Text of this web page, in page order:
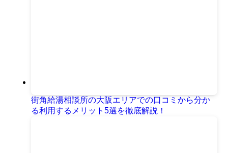
街角給湯相談所の大阪エリアでの口コミから分か
る利用するメリット5選を徹底解説！